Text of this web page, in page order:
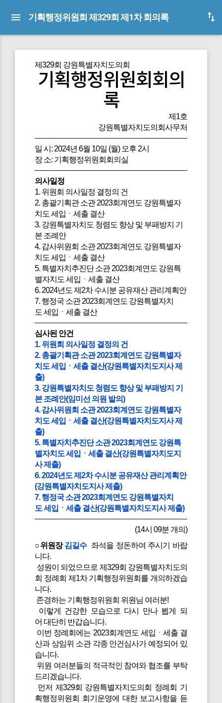
기획행정위원회 제329회 제1차 회의록
제329회 강원특별자치도의회
기획행정위원회회의
록
제1호
강원특별자치도의회사무처
일 시: 2024년 6월 10일 (월) 오후 2시
장 소: 기획행정위원회회의실
의사일정
1. 위원회 의사일정 결정의 건
2. 총괄기획관 소관 2023회계연도 강원특별자
치도 세입ㆍ세출 결산
3. 강원특별자치도 청렴도 향상 및 부패방지 기
본 조례안
4. 감사위원회 소관 2023회계연도 강원특별자
치도 세입ㆍ세출 결산
5. 특별자치추진단 소관 2023회계연도 강원특
별자치도 세입ㆍ세출 결산
6. 2024년도 제2차 수시분 공유재산 관리계획안
7. 행정국 소관 2023회계연도 강원특별자치
도 세입ㆍ세출 결산
심사된 안건
1. 위원회 의사일정 결정의 건
2. 총괄기획관 소관 2023회계연도 강원특별자
치도 세입ㆍ세출 결산(강원특별자치도지사 제
출)
3. 강원특별자치도 청렴도 향상 및 부패방지 기
본 조례안(임미선 의원 발의)
4. 감사위원회 소관 2023회계연도 강원특별자
치도 세입ㆍ세출 결산(강원특별자치도지사 제
출)
5. 특별자치추진단 소관 2023회계연도 강원특
별자치도 세입ㆍ세출 결산(강원특별자치도지
사 제출)
6. 2024년도 제2차 수시분 공유재산 관리계획안
(강원특별자치도지사 제출)
7. 행정국 소관 2023회계연도 강원특별자치
도 세입ㆍ세출 결산(강원특별자치도지사 제출)
(14시 09분 개의)
○위원장김길수좌석을 정돈하여 주시기 바랍
니다.
성원이 되었으므로 제329회 강원특별자치도의
회 정례회 제1차 기획행정위원회를 개의하겠습
니다.
존경하는 기획행정위원회 위원님 여러분!
이렇게 건강한 모습으로 다시 만나 뵙게 되
어 대단히 반갑습니다.
이번 정례회에는 2023회계연도 세입ㆍ세출 결
산과 상임위 소관 각종 안건심사가 예정되어 있
습니다.
위원 여러분들의 적극적인 참여와 협조를 부탁
드리겠습니다.
먼저 제329회 강원특별자치도의회 정례회 기
획행정위원회 회기운영에 대한 보고사항을 듣